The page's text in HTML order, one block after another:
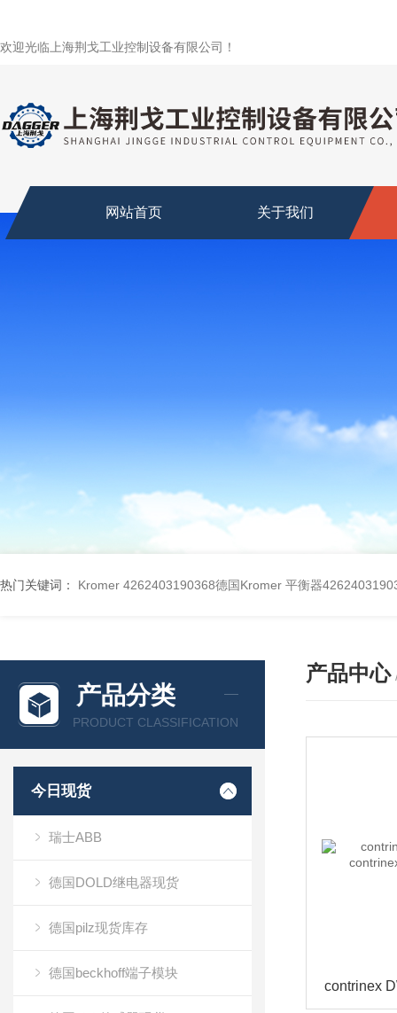
欢迎光临上海荆戈工业控制设备有限公司！
网站首页 关于我们
热门关键词： Kromer 4262403190368德国Kromer 平衡器
产品分类
PRODUCT CLASSIFICATION
今日现货
瑞士ABB
德国DOLD继电器现货
德国pilz现货库存
德国beckhoff端子模块
产品中心